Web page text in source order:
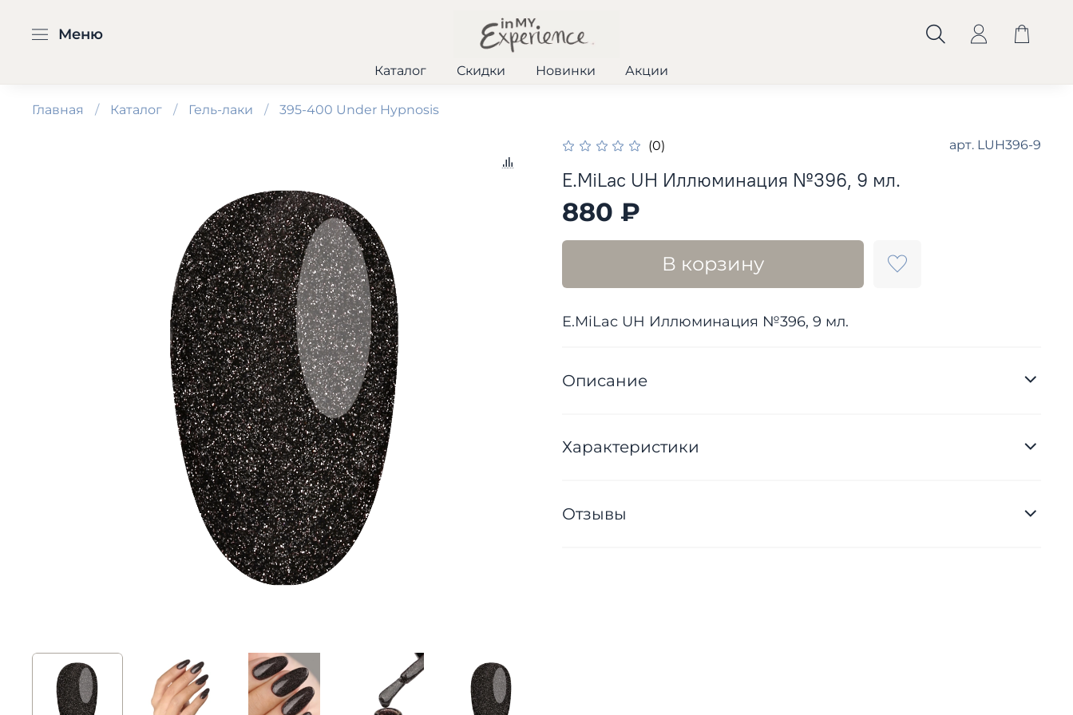
Меню
Каталог Скидки Новинки Акции
Главная Каталог Гель-лаки 395-400 Under Hypnosis
(0) арт. LUH396-9
E.MiLac UH Иллюминация №396, 9 мл.
880 ₽
В корзину
E.MiLac UH Иллюминация №396, 9 мл.
Описание
Характеристики
Отзывы